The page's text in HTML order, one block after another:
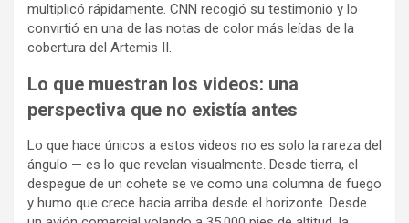
multiplicó rápidamente. CNN recogió su testimonio y lo
convirtió en una de las notas de color más leídas de la
cobertura del Artemis II.
Lo que muestran los videos: una
perspectiva que no existía antes
Lo que hace únicos a estos videos no es solo la rareza del
ángulo — es lo que revelan visualmente. Desde tierra, el
despegue de un cohete se ve como una columna de fuego
y humo que crece hacia arriba desde el horizonte. Desde